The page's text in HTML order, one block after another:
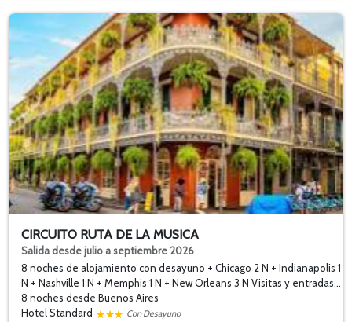
CIRCUITO RUTA DE LA MUSICA
Salida desde julio a septiembre 2026
8 noches de alojamiento con desayuno + Chicago 2 N + Indianapolis 1
N + Nashville 1 N + Memphis 1 N + New Orleans 3 N Visitas y entradas...
8 nochesdesde Buenos Aires
Hotel Standard
Con Desayuno